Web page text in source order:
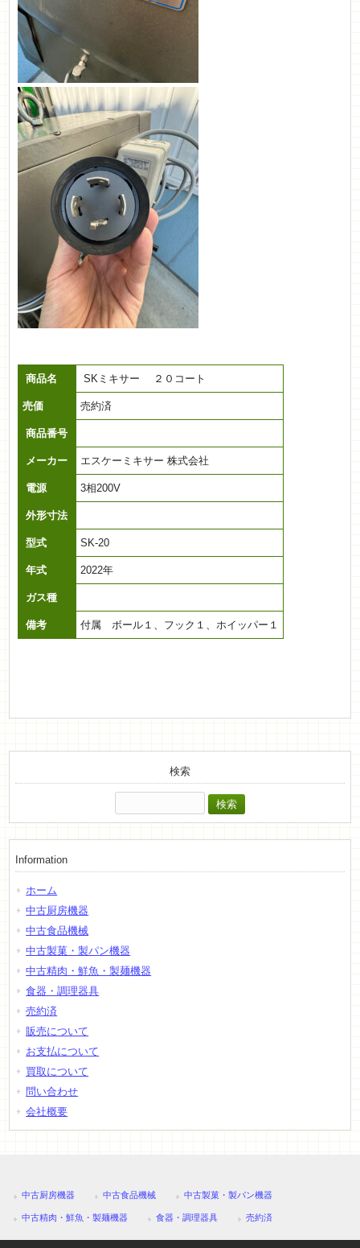
商品名 SKミキサー ２０コート
売価 売約済
商品番号
メーカー エスケーミキサー 株式会社
電源 3相200V
外形寸法
型式 SK-20
年式 2022年
ガス種
備考 付属 ボール１、フック１、ホイッパー１
検索
索:
Information
ホーム
中古厨房機器
中古食品機械
中古製菓・製パン機器
中古精肉・鮮魚・製麺機器
食器・調理器具
売約済
販売について
お支払について
買取について
問い合わせ
会社概要
中古厨房機器 中古食品機械 中古製菓・製パン機器
中古精肉・鮮魚・製麺機器 食器・調理器具 売約済